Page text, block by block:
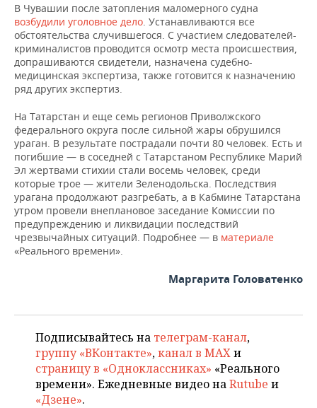
В Чувашии после затопления маломерного судна
возбудили уголовное дело . Устанавливаются все
обстоятельства случившегося. С участием следователей-
криминалистов проводится осмотр места происшествия,
допрашиваются свидетели, назначена судебно-
медицинская экспертиза, также готовится к назначению
ряд других экспертиз.
На Татарстан и еще семь регионов Приволжского
федерального округа после сильной жары обрушился
ураган. В результате пострадали почти 80 человек. Есть и
погибшие — в соседней с Татарстаном Республике Марий
Эл жертвами стихии стали восемь человек, среди
которые трое — жители Зеленодольска. Последствия
урагана продолжают разгребать, а в Кабмине Татарстана
утром провели внеплановое заседание Комиссии по
предупреждению и ликвидации последствий
чрезвычайных ситуаций. Подробнее — в материале
«Реального времени».
Маргарита Головатенко
Подписывайтесь на телеграм-канал,
группу «ВКонтакте»,канал в MAXи
страницу в «Одноклассниках» «Реального
времени». Ежедневные видео наRutube и
«Дзене».